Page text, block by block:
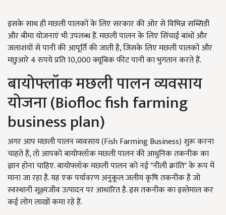
इसके साथ ही मछली पालकों के लिए सरकार की ओर से विभिन्न सब्सिडी
और बीमा योजनाएं भी उपलब्ध हैं. मछली पालन के लिए सिंचाई बांधों और
जलाशयों से पानी की आपूर्ति की जाती है, जिसके लिए मछली पालकों और
मछुआरे 4 रुपये प्रति 10,000 क्यूबिक फीट पानी का भुगतान करते हैं.
बायोफ्लॉक मछली पालन व्यवसाय
योजना (Biofloc fish farming
business plan)
अगर आप मछली पालन व्यवसाय (Fish Farming Business) शुरू करना
चाहते हैं, तो आपको बायोफ्लॉक मछली पालन की आधुनिक तकनीक का
ज्ञान होना चाहिए. बायोफ्लॉक मछली पालन को नई "नीली क्रांति" के रूप में
माना जा रहा है. यह एक पर्यावरण अनुकूल जलीय कृषि तकनीक है जो
स्वस्थानी सूक्ष्मजीव उत्पादन पर आधारित है. इस तकनीक का इस्तेमाल कर
कई लोग लाखों कमा रहे हैं.